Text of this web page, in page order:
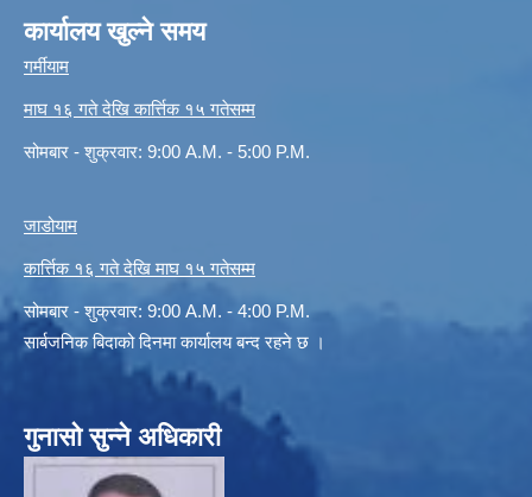
कार्यालय खुल्ने समय
गर्मीयाम
माघ १६ गते देखि कार्त्तिक १५ गतेसम्म
सोमबार - शुक्रवार: 9:00 A.M. - 5:00 P.M.
जाडोयाम
कार्त्तिक १६ गते देखि माघ १५ गतेसम्म
सोमबार - शुक्रवार: 9:00 A.M. - 4:00 P.M.
सार्बजनिक बिदाको दिनमा कार्यालय बन्द रहने छ ।
गुनासो सुन्ने अधिकारी